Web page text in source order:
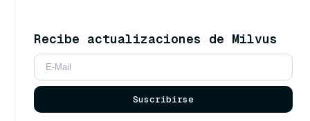
Recibe actualizaciones de Milvus
Suscribirse